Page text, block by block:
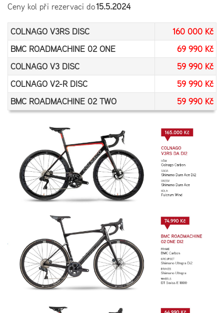
Ceny kol při rezervaci do15.5.2024
COLNAGO V3RS DISC
160 000 Kč
BMC ROADMACHINE 02 ONE
69 990 Kč
COLNAGO V3 DISC
59 990 Kč
COLNAGO V2-R DISC
59 990 Kč
BMC ROADMACHINE 02 TWO
59 990 Kč